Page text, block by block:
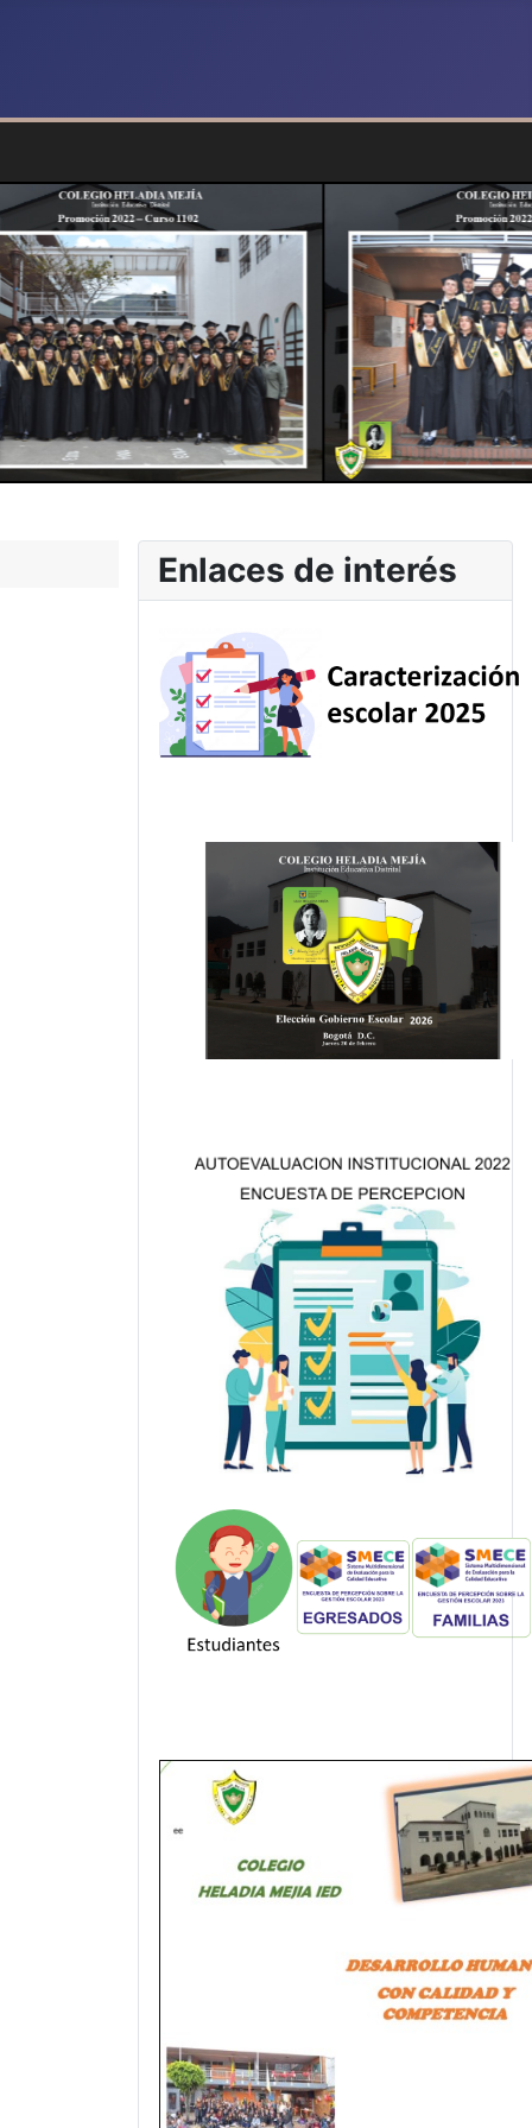
Enlaces de interés